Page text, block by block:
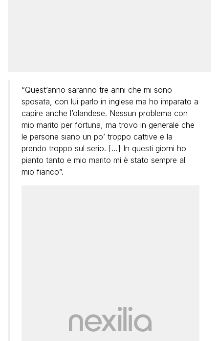
“Quest’anno saranno tre anni che mi sono
sposata, con lui parlo in inglese ma ho imparato a
capire anche l’olandese. Nessun problema con
mio marito per fortuna, ma trovo in generale che
le persone siano un po’ troppo cattive e la
prendo troppo sul serio. […] In questi giorni ho
pianto tanto e mio marito mi è stato sempre al
mio fianco”.